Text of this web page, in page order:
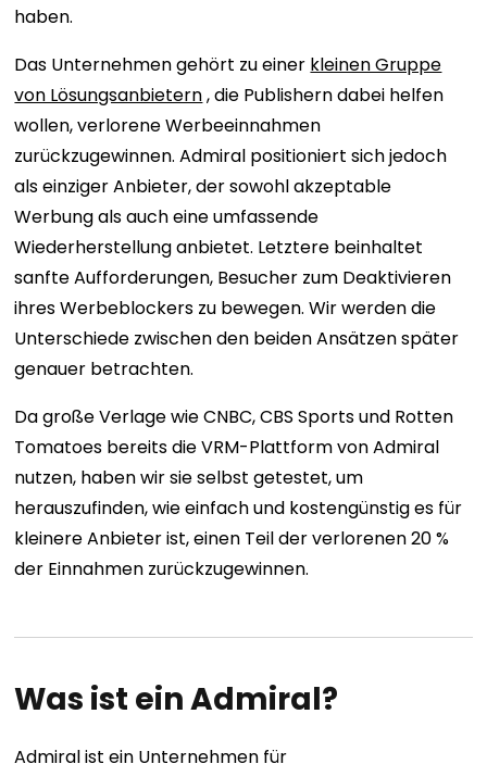
haben.
Das Unternehmen gehört zu einer kleinen Gruppe
von Lösungsanbietern, die Publishern dabei helfen
wollen, verlorene Werbeeinnahmen
zurückzugewinnen. Admiral positioniert sich jedoch
als einziger Anbieter, der sowohl akzeptable
Werbung als auch eine umfassende
Wiederherstellung anbietet. Letztere beinhaltet
sanfte Aufforderungen, Besucher zum Deaktivieren
ihres Werbeblockers zu bewegen. Wir werden die
Unterschiede zwischen den beiden Ansätzen später
genauer betrachten.
Da große Verlage wie CNBC, CBS Sports und Rotten
Tomatoes bereits die VRM-Plattform von Admiral
nutzen, haben wir sie selbst getestet, um
herauszufinden, wie einfach und kostengünstig es für
kleinere Anbieter ist, einen Teil der verlorenen 20 %
der Einnahmen zurückzugewinnen.
Was ist ein Admiral?
Admiral ist ein Unternehmen für